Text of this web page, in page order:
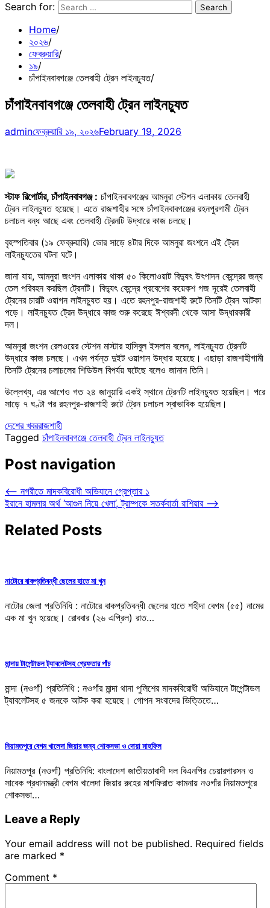
Search for:
Home
২০২৬
ফেব্রুয়ারি
১৯
চাঁপাইনবাবগঞ্জে তেলবাহী ট্রেন লাইনচ্যুত
চাঁপাইনবাবগঞ্জে তেলবাহী ট্রেন লাইনচ্যুত
adminফেব্রুয়ারি ১৯, ২০২৬February 19, 2026
স্টাফ রিপোর্টার, চাঁপাইনবাবগঞ্জ : চাঁপাইনবাবগঞ্জের আমনুরা স্টেশন এলাকায় তেলবাহী
ট্রেন লাইনচ্যুত হয়েছে। এতে রাজশাহীর সঙ্গে চাঁপাইনবাবগঞ্জের রহনপুরগামী ট্রেন
চলাচল বন্ধ আছে এবং তেলবাহী ট্রেনটি উদ্ধারে কাজ চলছে।
বৃহস্পতিবার (১৯ ফেব্রুয়ারি) ভোর সাড়ে ৪টার দিকে আমনুরা জংশনে এই ট্রেন
লাইনচ্যুতের ঘটনা ঘটে।
জানা যায়, আমনুরা জংশন এলাকায় থাকা ৫০ কিলোওয়াট বিদ্যুৎ উৎপাদন কেন্দ্রের জন্য
তেল পরিবহন করছিল ট্রেনটি। বিদ্যুৎ কেন্দ্রে প্রবেশের কয়েকশ গজ দূরেই তেলবাহী
ট্রেনের চারটি ওয়াগন লাইনচ্যুত হয়। এতে রহনপুর-রাজশাহী রুটে তিনটি ট্রেন আটকা
পড়ে। লাইনচ্যুত ট্রেন উদ্ধারে কাজ শুরু করেছে ঈশ্বরদী থেকে আসা উদ্ধারকারী
দল।
আমনুরা জংশন রেলওয়ের স্টেশন মাস্টার হাসিবুল ইসলাম বলেন, লাইনচ্যুত ট্রেনটি
উদ্ধারে কাজ চলছে। এখন পর্যন্ত দুইট ওয়াগান উদ্ধার হয়েছে। এছাড়া রাজশাহীগামী
তিনটি ট্রেনের চলাচলের শিডিউল বিপর্যয় ঘটেছে বলেও জানান তিনি।
উল্লেখ্য, এর আগেও গত ২৪ জানুয়ারি একই স্থানে ট্রেনটি লাইনচ্যুত হয়েছিল। পরে
সাড়ে ৭ ঘণ্টা পর রহনপুর-রাজশাহী রুটে ট্রেন চলাচল স্বাভাবিক হয়েছিল।
দেশের খবররাজশাহী
Tagged চাঁপাইনবাবগঞ্জে তেলবাহী ট্রেন লাইনচ্যুত
Post navigation
⟵ নগরীতে মাদকবিরোধী অভিযানে গ্রেপ্তার ১
ইরানে হামলার অর্থ ‘আগুন নিয়ে খেলা’, ট্রাম্পকে সতর্কবার্তা রাশিয়ার ⟶
Related Posts
নাটোরে বাকপ্রতিবন্ধী ছেলের হাতে মা খুন
নাটোর জেলা প্রতিনিধি : নাটোরে বাকপ্রতিবন্ধী ছেলের হাতে শহীদা বেগম (৫৫) নামের
এক মা খুন হয়েছে। রোববার (২৬ এপ্রিল) রাত…
মান্দায় টাপেন্টাডল ট্যাবলেটসহ গ্রেফতার পাঁচ
মান্দা (নওগাঁ) প্রতিনিধি : নওগাঁর মান্দা থানা পুলিশের মাদকবিরোধী অভিযানে টাপেন্টাডল
ট্যাবলেটসহ ৫ জনকে আটক করা হয়েছে। গোপন সংবাদের ভিত্তিতে…
নিয়ামতপুরে বেগম খালেদা জিয়ার জন্য শোকসভা ও দোয়া মাহফিল
নিয়ামতপুর (নওগাঁ) প্রতিনিধি: বাংলাদেশ জাতীয়তাবাদী দল বিএনপির চেয়ারপারসন ও
সাবেক প্রধানমন্ত্রী বেগম খালেদা জিয়ার রুহের মাগফিরাত কামনায় নওগাঁর নিয়ামতপুরে
শোকসভা…
Leave a Reply
Your email address will not be published. Required fields
are marked *
Comment *